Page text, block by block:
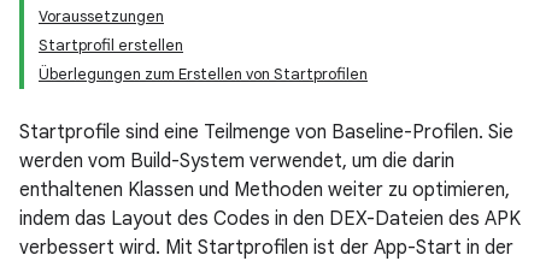
Voraussetzungen
Startprofil erstellen
Überlegungen zum Erstellen von Startprofilen
Startprofile sind eine Teilmenge von Baseline-Profilen. Sie
werden vom Build-System verwendet, um die darin
enthaltenen Klassen und Methoden weiter zu optimieren,
indem das Layout des Codes in den DEX-Dateien des APK
verbessert wird. Mit Startprofilen ist der App-Start in der